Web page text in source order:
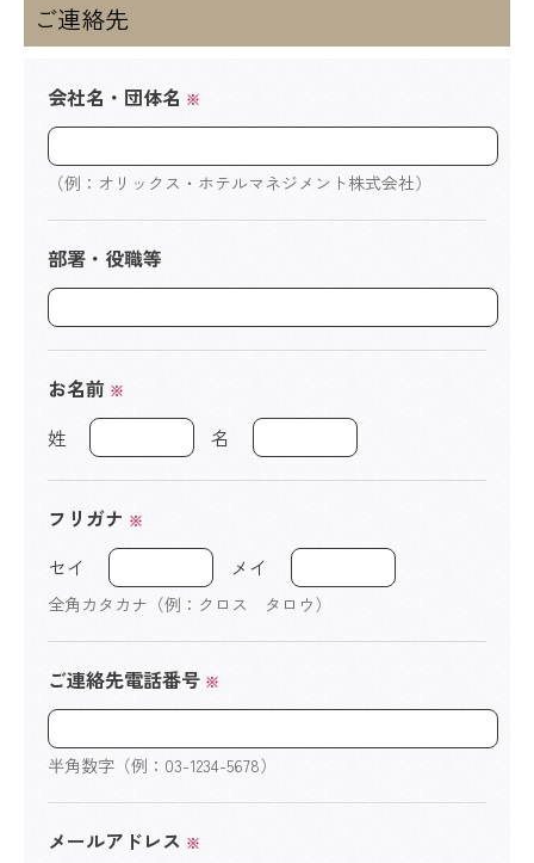
ご連絡先
会社名・団体名 ※
（例：オリックス・ホテルマネジメント株式会社）
部署・役職等
お名前 ※
姓 名
フリガナ ※
セイ メイ
全角カタカナ（例：クロス タロウ）
ご連絡先電話番号 ※
半角数字（例：03-1234-5678）
メールアドレス ※